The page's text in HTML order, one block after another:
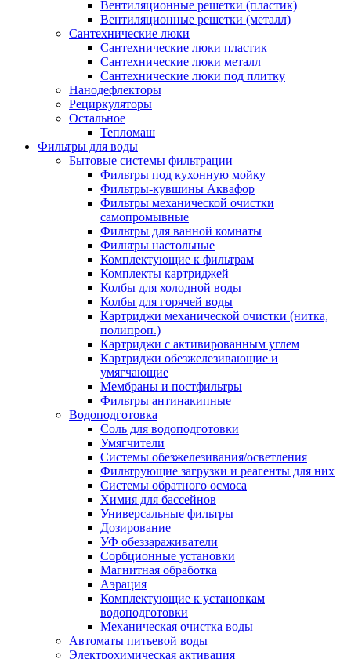
Вентиляционные решетки (пластик)
Вентиляционные решетки (металл)
Сантехнические люки
Сантехнические люки пластик
Сантехнические люки металл
Сантехнические люки под плитку
Нанодефлекторы
Рециркуляторы
Остальное
Тепломаш
Фильтры для воды
Бытовые системы фильтрации
Фильтры под кухонную мойку
Фильтры-кувшины Аквафор
Фильтры механической очистки
самопромывные
Фильтры для ванной комнаты
Фильтры настольные
Комплектующие к фильтрам
Комплекты картриджей
Колбы для холодной воды
Колбы для горячей воды
Картриджи механической очистки (нитка,
полипроп.)
Картриджи с активированным углем
Картриджи обезжелезивающие и
умягчающие
Мембраны и постфильтры
Фильтры антинакипные
Водоподготовка
Соль для водоподготовки
Умягчители
Системы обезжелезивания/осветления
Фильтрующие загрузки и реагенты для них
Системы обратного осмоса
Химия для бассейнов
Универсальные фильтры
Дозирование
УФ обеззараживатели
Сорбционные установки
Магнитная обработка
Аэрация
Комплектующие к установкам
водоподготовки
Механическая очистка воды
Автоматы питьевой воды
Электрохимическая активация